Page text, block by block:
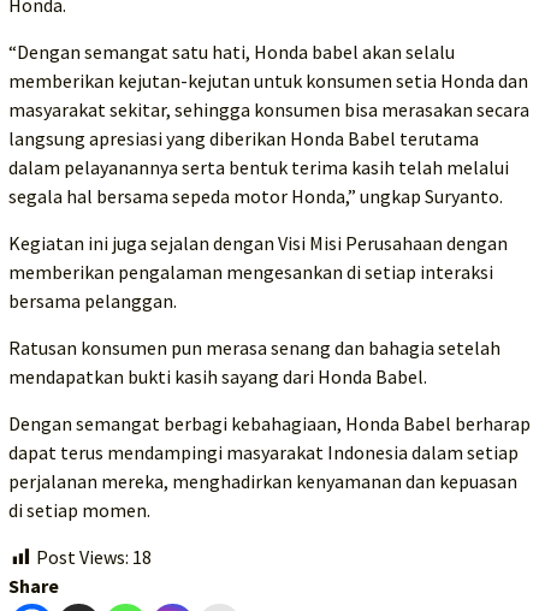
Honda.
“Dengan semangat satu hati, Honda babel akan selalu
memberikan kejutan-kejutan untuk konsumen setia Honda dan
masyarakat sekitar, sehingga konsumen bisa merasakan secara
langsung apresiasi yang diberikan Honda Babel terutama
dalam pelayanannya serta bentuk terima kasih telah melalui
segala hal bersama sepeda motor Honda,” ungkap Suryanto.
Kegiatan ini juga sejalan dengan Visi Misi Perusahaan dengan
memberikan pengalaman mengesankan di setiap interaksi
bersama pelanggan.
Ratusan konsumen pun merasa senang dan bahagia setelah
mendapatkan bukti kasih sayang dari Honda Babel.
Dengan semangat berbagi kebahagiaan, Honda Babel berharap
dapat terus mendampingi masyarakat Indonesia dalam setiap
perjalanan mereka, menghadirkan kenyamanan dan kepuasan
di setiap momen.
Post Views: 18
Share